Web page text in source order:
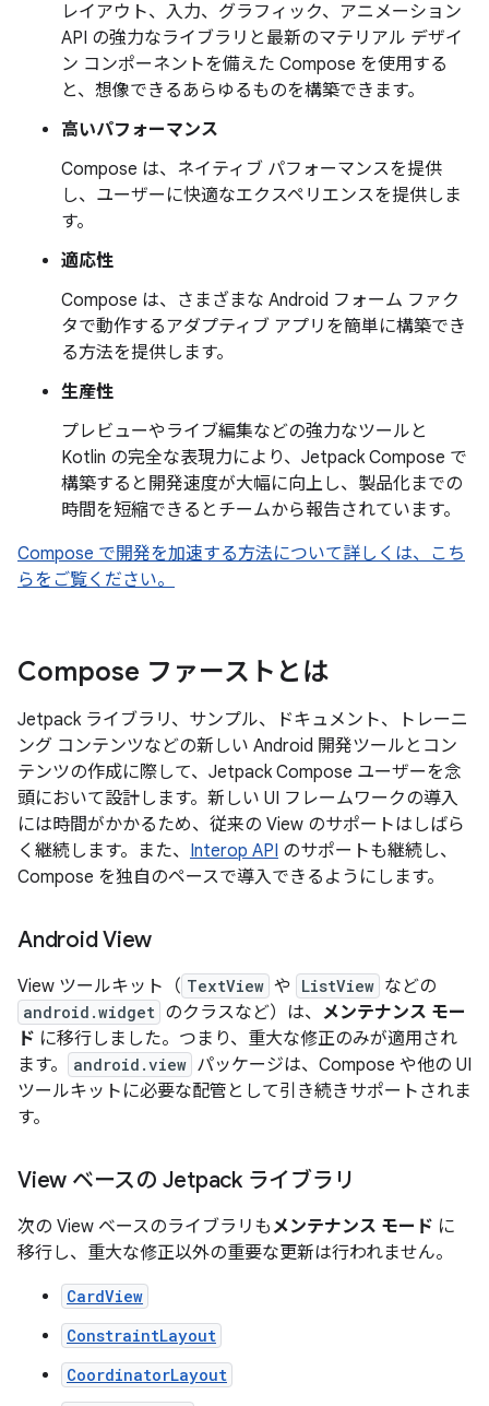
レイアウト、入力、グラフィック、アニメーション
API の強力なライブラリと最新のマテリアル デザイ
ン コンポーネントを備えた Compose を使用する
と、想像できるあらゆるものを構築できます。
高いパフォーマンス
Compose は、ネイティブ パフォーマンスを提供
し、ユーザーに快適なエクスペリエンスを提供しま
す。
適応性
Compose は、さまざまな Android フォーム ファク
タで動作するアダプティブ アプリを簡単に構築でき
る方法を提供します。
生産性
プレビューやライブ編集などの強力なツールと
Kotlin の完全な表現力により、Jetpack Compose で
構築すると開発速度が大幅に向上し、製品化までの
時間を短縮できるとチームから報告されています。
Compose で開発を加速する方法について詳しくは、こち
らをご覧ください。
Compose ファーストとは
Jetpack ライブラリ、サンプル、ドキュメント、トレーニ
ング コンテンツなどの新しい Android 開発ツールとコン
テンツの作成に際して、Jetpack Compose ユーザーを念
頭において設計します。新しい UI フレームワークの導入
には時間がかかるため、従来の View のサポートはしばら
く継続します。また、 Interop API のサポートも継続し、
Compose を独自のペースで導入できるようにします。
Android View
View ツールキット（ TextView や ListView などの
android.widget のクラスなど）は、 メンテナンス モー
ド に移行しました。つまり、重大な修正のみが適用され
ます。
android.view パッケージは、Compose や他の UI
ツールキットに必要な配管として引き続きサポートされま
す。
View ベースの Jetpack ライブラリ
次の View ベースのライブラリもメンテナンス モード に
移行し、重大な修正以外の重要な更新は行われません。
CardView
ConstraintLayout
CoordinatorLayout